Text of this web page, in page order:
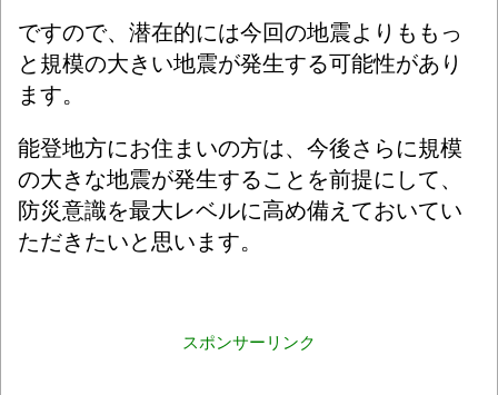
ですので、潜在的には今回の地震よりももっ
と規模の大きい地震が発生する可能性があり
ます。
能登地方にお住まいの方は、今後さらに規模
の大きな地震が発生することを前提にして、
防災意識を最大レベルに高め備えておいてい
ただきたいと思います。
スポンサーリンク